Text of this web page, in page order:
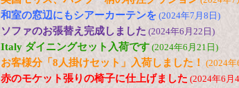
和室の窓辺にもシアーカーテンを (2024年7月8日)
ソファのお張替え完成しました (2024年6月22日)
Italy ダイニングセット入荷です (2024年6月21日)
お客様分「8人掛けセット」入荷しました！ (2024
赤のモケット張りの椅子に仕上げました (2024年6月